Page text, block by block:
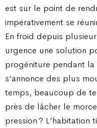
est sur le point de
impérativement se
En froid depuis
urgence une solution
progéniture pendant
s’annonce des plus
temps, beaucoup de
près de lâcher le
pression ?